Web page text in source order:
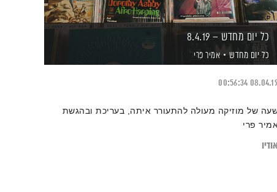
כל יום מחדש – 8.4.19
כל יום מחדש אמיר פרי
00:56:34
של מוזיקה מעולה להתעורר איתה, בעריכת ובהגשת
פרי
אודיו